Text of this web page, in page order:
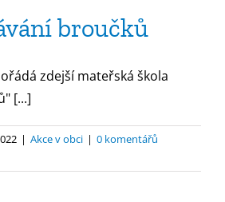
broučků
zdejší mateřská škola
[...]
| Akce v obci | 0 komentářů